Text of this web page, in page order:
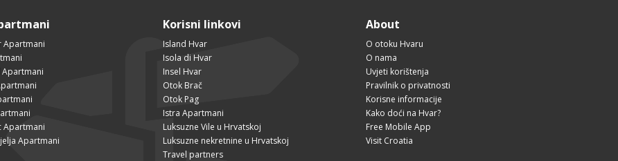
Apartmani
Apartmani
Apartmani
Apartmani
Korisni linkovi
Island Hvar
Isola di Hvar
Insel Hvar
Otok Brač
Otok Pag
Istra Apartmani
Luksuzne Vile u Hrvatskoj
Luksuzne nekretnine u Hrvatskoj
Travel partners
About
O otoku Hvaru
O nama
Uvjeti korištenja
Pravilnik o privatnosti
Korisne informacije
Kako doći na Hvar?
Free Mobile App
Visit Croatia